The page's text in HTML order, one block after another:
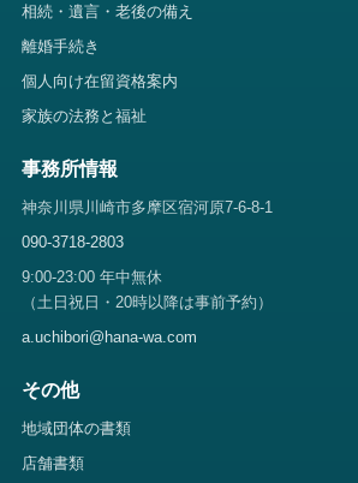
相続・遺言・老後の備え
離婚手続き
個人向け在留資格案内
家族の法務と福祉
事務所情報
神奈川県川崎市多摩区宿河原7-6-8-1
090-3718-2803
9:00-23:00 年中無休
（土日祝日・20時以降は事前予約）
a.uchibori@hana-wa.com
その他
地域団体の書類
店舗書類